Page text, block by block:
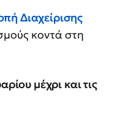
Διαχείρισης
κοντά στη
μέχρι και τις